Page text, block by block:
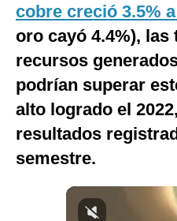
Mix
G de Gestión
Notas Contratadas
Podcast
Gestión TV
cobre creció 3.5%
oro cayó 4.4%),
recursos
podrían superar
alto logrado el
resultados
semestre.